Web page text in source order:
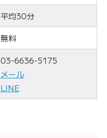
平均30分
無料
03-6636-5175
メール
LINE